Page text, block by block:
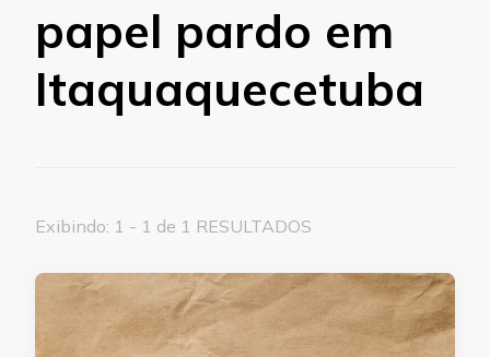
papel pardo em
Itaquaquecetuba
Exibindo: 1 - 1 de 1 RESULTADOS